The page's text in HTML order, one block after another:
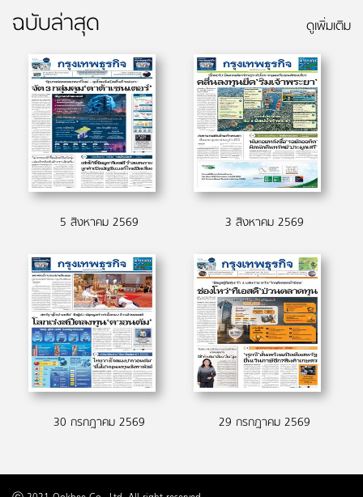
ฉบับล่าสุด ดูเพิ่มเติม
5 สิงหาคม 2569 3 สิงหาคม 2569
30 กรกฎาคม 2569 29 กรกฎาคม 2569